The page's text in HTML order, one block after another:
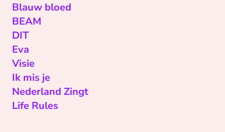
Blauw bloed
BEAM
DIT
Eva
Visie
Ik mis je
Nederland Zingt
Life Rules